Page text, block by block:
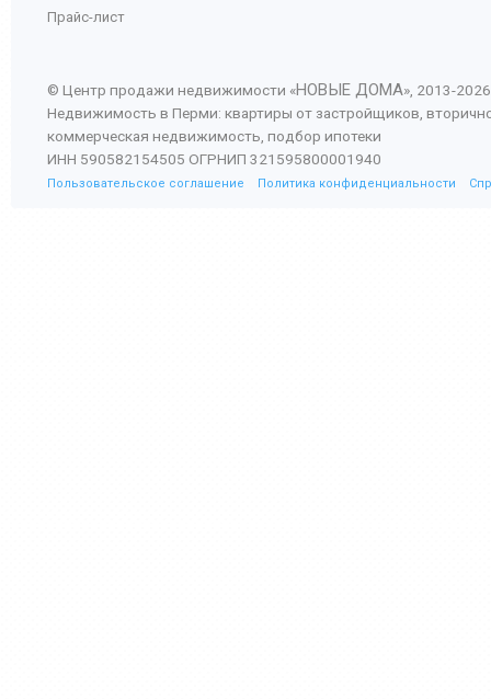
Прайс-лист
© Центр продажи недвижимости «НОВЫЕ ДОМА», 2013-2026
Недвижимость в Перми: квартиры от застройщиков,
коммерческая недвижимость, подбор ипотеки
ИНН 590582154505 ОГРНИП 321595800001940
Пользовательское соглашение Политика конфиденциальности